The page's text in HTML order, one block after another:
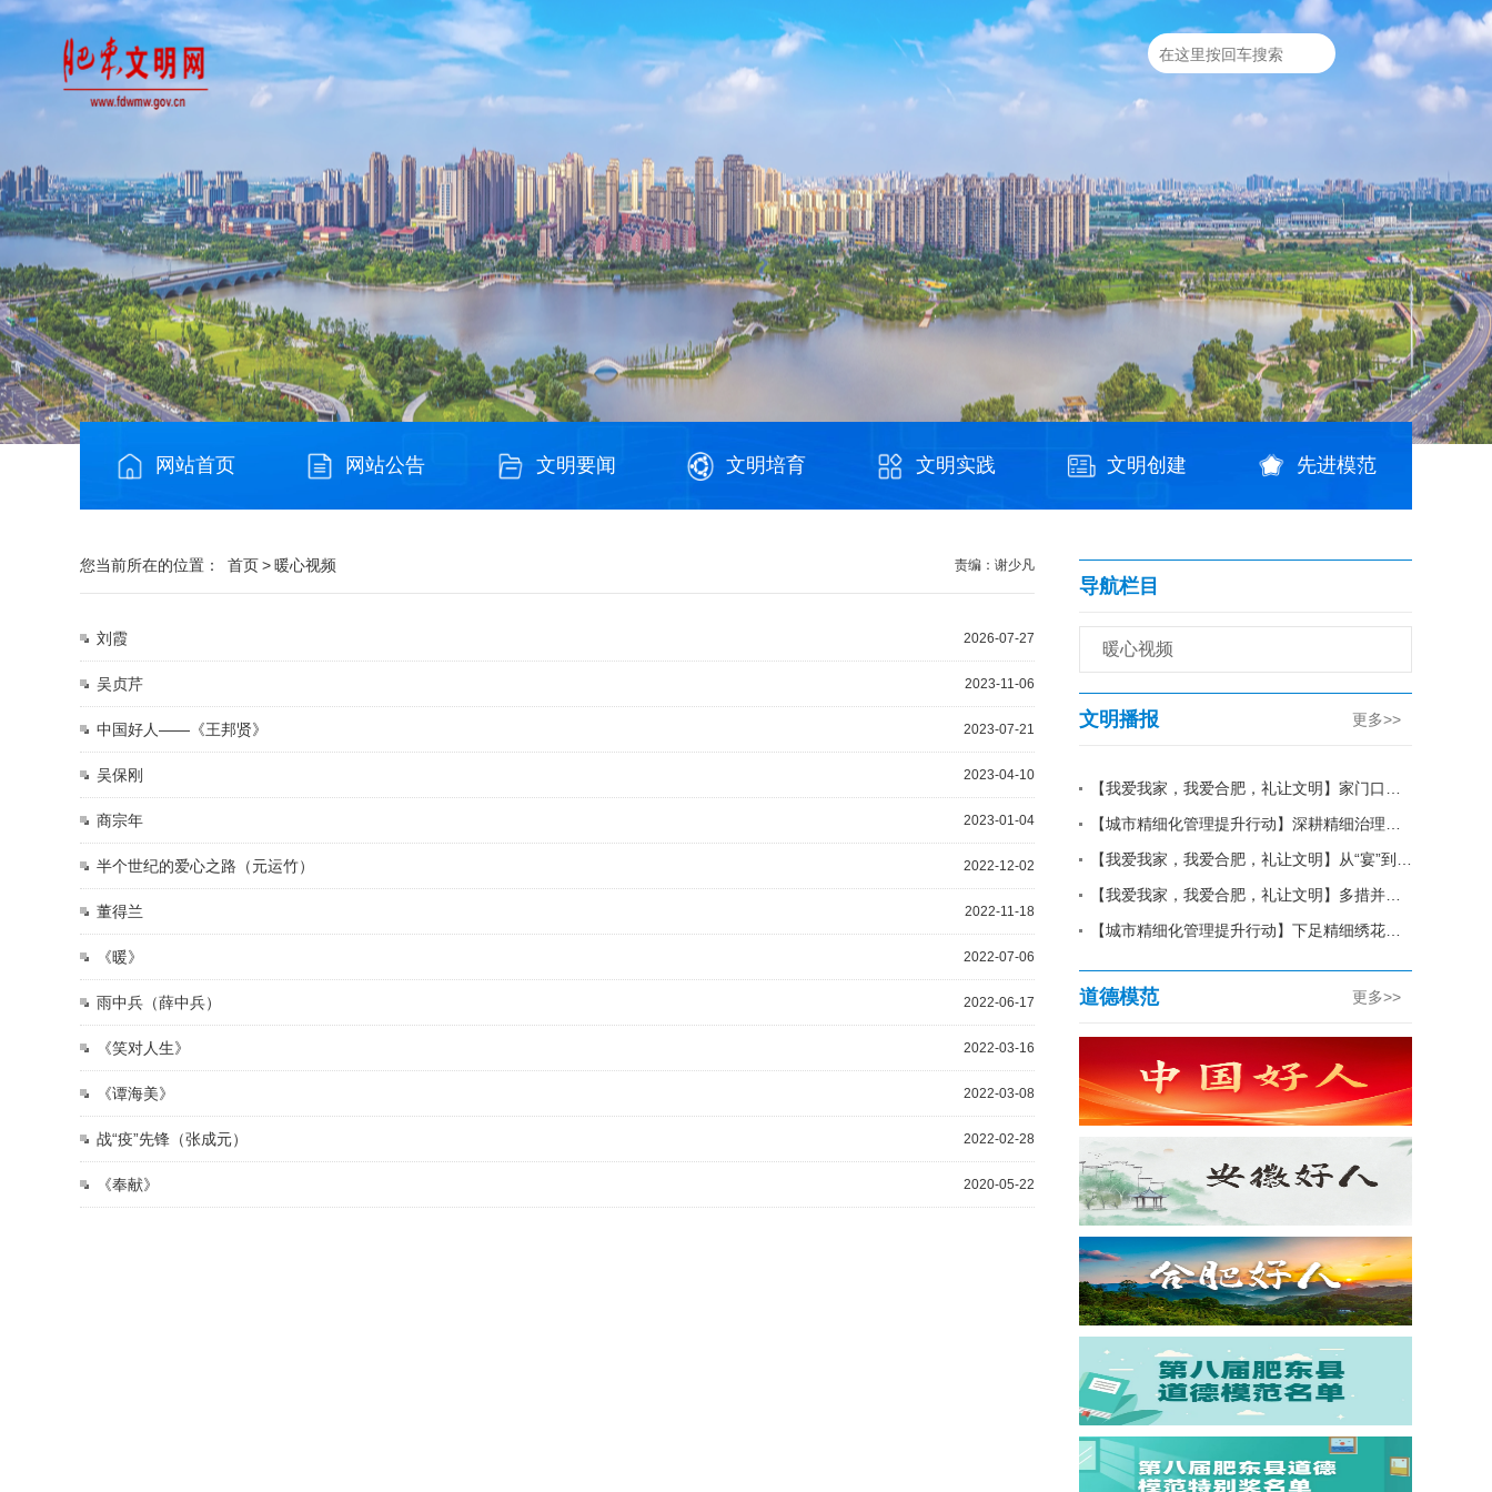
网站首页 网站公告 文明要闻 文明培育 文明实践 文明创建 先进模范
责编：谢少凡
您当前所在的位置： 首页>暖心视频
2026-07-27
刘霞
2023-11-06
吴贞芹
2023-07-21
中国好人——《王邦贤》
2023-04-10
吴保刚
2023-01-04
商宗年
2022-12-02
半个世纪的爱心之路（元运竹）
2022-11-18
董得兰
2022-07-06
《暖》
2022-06-17
雨中兵（薛中兵）
2022-03-16
《笑对人生》
2022-03-08
《谭海美》
2022-02-28
战“疫”先锋（张成元）
2020-05-22
《奉献》
导航栏目
暖心视频
文明播报 更多>>
道德模范 更多>>